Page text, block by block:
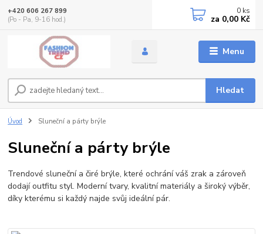
Menu
Hledat
+420 606 267 899
(Po - Pa, 9-16 hod.)
0 ks
za 0,00 Kč
Úvod Sluneční a párty brýle
Sluneční a párty brýle
Trendové sluneční a čiré brýle, které ochrání váš zrak a zároveň
dodají outfitu styl. Moderní tvary, kvalitní materiály a široký výběr,
díky kterému si každý najde svůj ideální pár.